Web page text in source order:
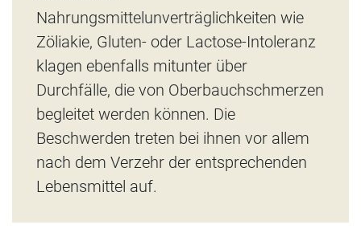
Nahrungsmittelunverträglichkeiten wie
Zöliakie, Gluten- oder Lactose-Intoleranz
klagen ebenfalls mitunter über
Durchfälle, die von Oberbauchschmerzen
begleitet werden können. Die
Beschwerden treten bei ihnen vor allem
nach dem Verzehr der entsprechenden
Lebensmittel auf.